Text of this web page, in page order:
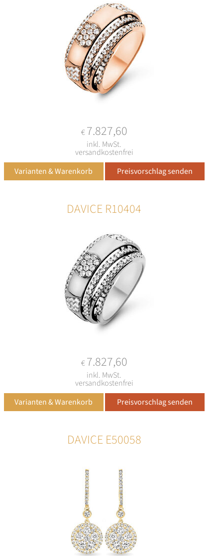
€7.827,60
inkl. MwSt.
versandkostenfrei
DAVICE R10404
€7.827,60
inkl. MwSt.
versandkostenfrei
DAVICE E50058